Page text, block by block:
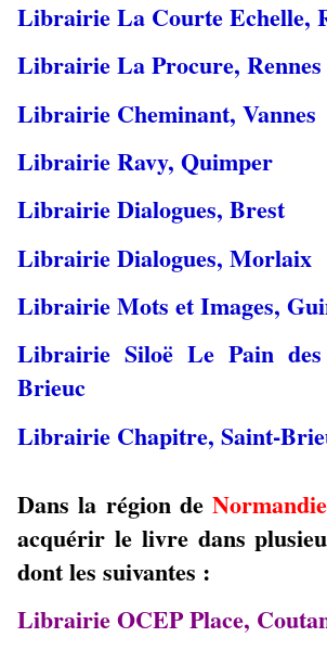
Librairie La Courte Echelle,
Librairie La Procure, Rennes
Librairie Cheminant, Vannes
Librairie Ravy, Quimper
Librairie Dialogues, Brest
Librairie Dialogues, Morlaix
Librairie Mots et Images,
Librairie Siloë Le Pain des
Brieuc
Librairie Chapitre, Saint-
Dans la région deNormandie
acquérir le livre dans
dont les suivantes :
Librairie OCEP Place,